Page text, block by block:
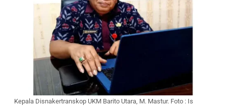
Kepala Disnakertranskop UKM Barito Utara, M. Mastur. Foto : Is